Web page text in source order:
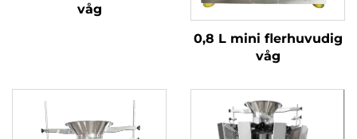
våg
0,8 L mini flerhuvudig
våg